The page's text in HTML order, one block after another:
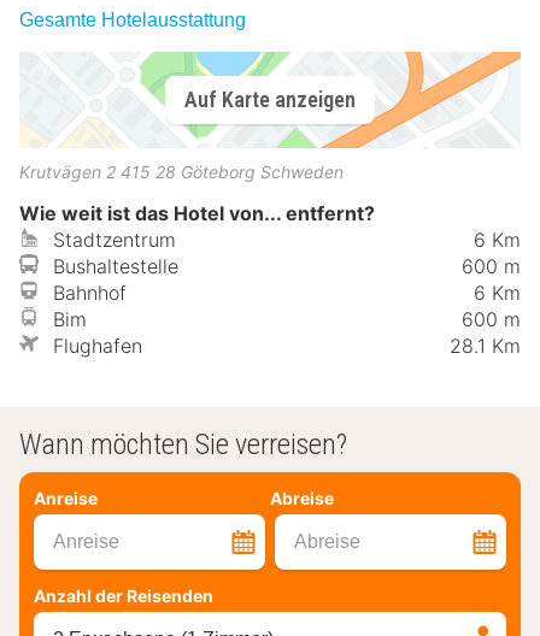
Gesamte Hotelausstattung
Auf Karte anzeigen
Krutvägen 2 415 28 Göteborg Schweden
Wie weit ist das Hotel von... entfernt?
Stadtzentrum
6 Km
Bushaltestelle
600 m
Bahnhof
6 Km
Bim
600 m
Flughafen
28.1 Km
Wann möchten Sie verreisen?
Anreise Abreise
Anreise Abreise
Anzahl der Reisenden